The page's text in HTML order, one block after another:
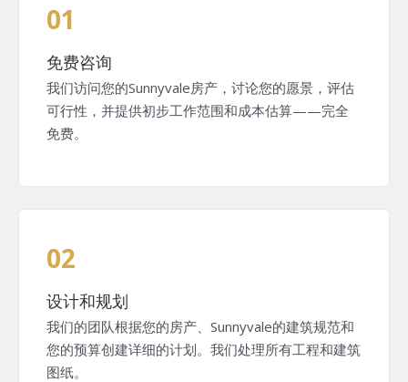
01
免费咨询
我们访问您的Sunnyvale房产，讨论您的愿景，评估
可行性，并提供初步工作范围和成本估算——完全
免费。
02
设计和规划
我们的团队根据您的房产、Sunnyvale的建筑规范和
您的预算创建详细的计划。我们处理所有工程和建筑
图纸。